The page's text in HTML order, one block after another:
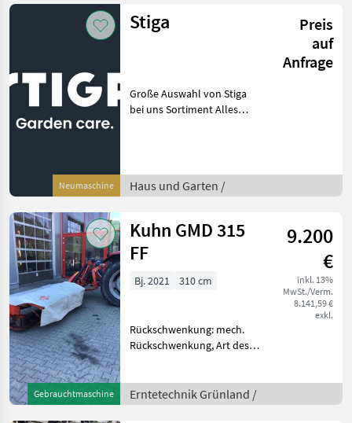
Entlastungsfedern
Neumaschine
Stiga
Preis
auf
Anfrage
Große Auswahl von Stiga
bei uns Sortiment Alles
beraten sie gerne Haus und
Garten Rasentrakto
Haus und Garten /
Gebrauchtmaschine
Kuhn GMD 315
FF
9.200
€
inkl. 13%
MwSt./Verm.
8.141,59 €
exkl.
Bj. 2021 310 cm
Rückschwenkung: mech.
Rückschwenkung, Art des
Heckmähwerk GMD 315 +
Arbeitsbreite 315cm +
Erntetechnik Grünland /